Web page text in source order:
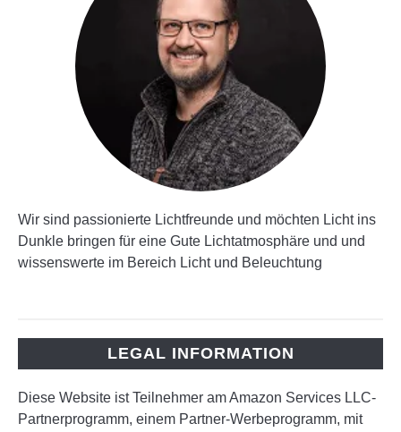
Wir sind passionierte Lichtfreunde und möchten Licht ins
Dunkle bringen für eine Gute Lichtatmosphäre und und
wissenswerte im Bereich Licht und Beleuchtung
LEGAL INFORMATION
Diese Website ist Teilnehmer am Amazon Services LLC-
Partnerprogramm, einem Partner-Werbeprogramm, mit